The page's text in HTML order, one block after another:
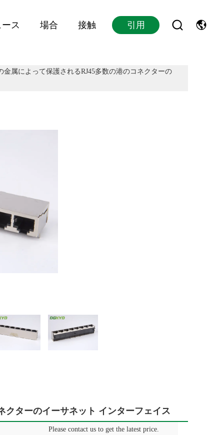
ス 場合 接触 引用
金属によって保護されるRJ45多数の港のコネクターの
クターのイーサネット インターフェイス
Please contact us to get the latest price.